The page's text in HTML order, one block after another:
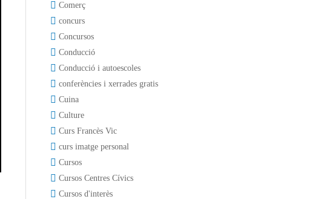
Comerç
concurs
Concursos
Conducció
Conducció i autoescoles
conferències i xerrades gratis
Cuina
Culture
Curs Francès Vic
curs imatge personal
Cursos
Cursos Centres Cívics
Cursos d'interès